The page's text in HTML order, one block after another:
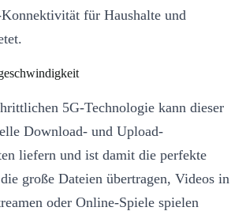
für Haushalte und
5G-Technologie kann dieser
Download- und Upload-
liefern und ist damit die perfekte
große Dateien übertragen, Videos in
oder Online-Spiele spielen